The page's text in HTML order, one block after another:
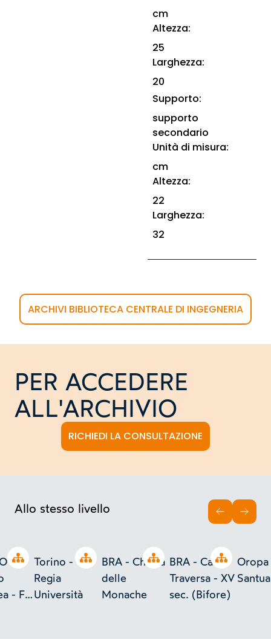
cm
Altezza:
25
Larghezza:
20
Supporto:
supporto
secondario
Unità di misura:
cm
Altezza:
22
Larghezza:
32
ARCHIVI BIBLIOTECA CENTRALE DI INGEGNERIA
PER ACCEDERE
ALL'ARCHIVIO
RICHIEDI LA CONSULTAZIONE
Allo stesso livello
Open tree
-
- F.
Open tree
Torino -
Regia
Università
Open tree
BRA - Chiesa
delle
Monache
Open tree
BRA - Casa
Traversa - XV
sec. (Bifore)
INDIETRO